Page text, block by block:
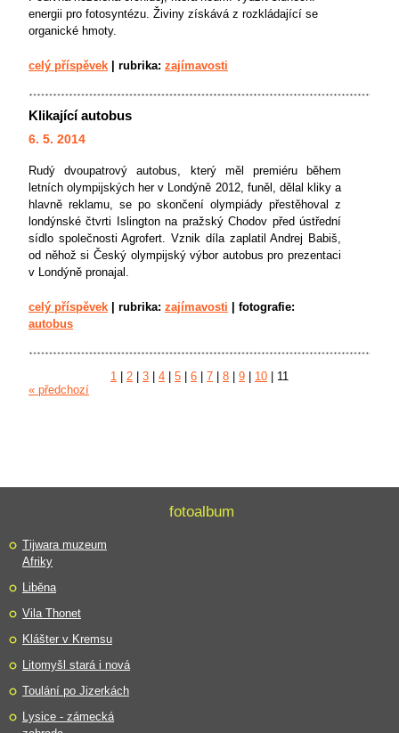
energii pro fotosyntézu. Živiny získává z rozkládající se
organické hmoty.
celý příspěvek rubrika: zajímavosti
Klikající autobus
6. 5. 2014
Rudý dvoupatrový autobus, který měl premiéru během
letních olympijských her v Londýně 2012, funěl, dělal kliky a
hlavně reklamu, se po skončení olympiády přestěhoval z
londýnské čtvrti Islington na pražský Chodov před ústřední
sídlo společnosti Agrofert. Vznik díla zaplatil Andrej Babiš,
od něhož si Český olympijský výbor autobus pro prezentaci
v Londýně pronajal.
celý příspěvek rubrika: zajímavosti
fotografie:
autobus
« předchozí
1 2 3 4 5 6 7 8 9 10 11
fotoalbum
Tijwara muzeum
Afriky
Liběna
Vila Thonet
Klášter v Kremsu
Litomyšl stará i nová
Toulání po Jizerkách
Lysice - zámecká